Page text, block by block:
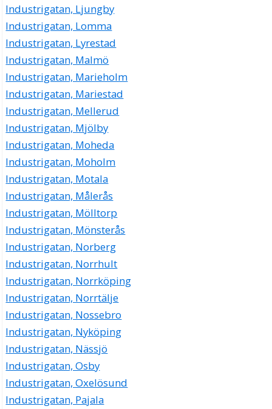
Industrigatan, Ljungby
Industrigatan, Lomma
Industrigatan, Lyrestad
Industrigatan, Malmö
Industrigatan, Marieholm
Industrigatan, Mariestad
Industrigatan, Mellerud
Industrigatan, Mjölby
Industrigatan, Moheda
Industrigatan, Moholm
Industrigatan, Motala
Industrigatan, Målerås
Industrigatan, Mölltorp
Industrigatan, Mönsterås
Industrigatan, Norberg
Industrigatan, Norrhult
Industrigatan, Norrköping
Industrigatan, Norrtälje
Industrigatan, Nossebro
Industrigatan, Nyköping
Industrigatan, Nässjö
Industrigatan, Osby
Industrigatan, Oxelösund
Industrigatan, Pajala